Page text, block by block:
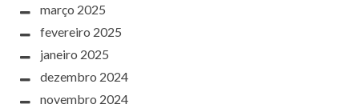
março 2025
fevereiro 2025
janeiro 2025
dezembro 2024
novembro 2024